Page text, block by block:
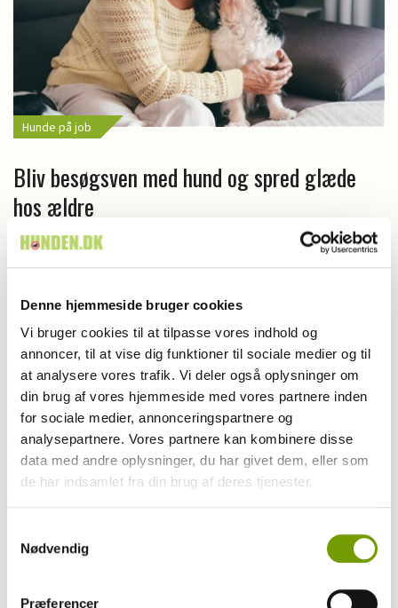
Denne hjemmeside bruger cookies
Vi bruger cookies til at tilpasse vores indhold og
annoncer, til at vise dig funktioner til sociale medier og til
at analysere vores trafik. Vi deler også oplysninger om
din brug af vores hjemmeside med vores partnere inden
for sociale medier, annonceringspartnere og
analysepartnere. Vores partnere kan kombinere disse
data med andre oplysninger, du har givet dem, eller som
de har indsamlet fra din brug af deres tjenester.
Nødvendig
Præferencer
Hunde på job
Bliv besøgsven med hund og spred glæde
hos ældre
Nu er det nyeste nummer af HUNDEN her!